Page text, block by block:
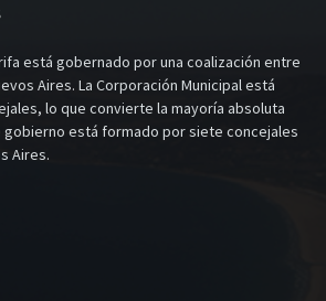
está gobernado por una coalización entre
Aires. La Corporación Municipal está
lo que convierte la mayoría absoluta
gobierno está formado por siete concejales
Aires.